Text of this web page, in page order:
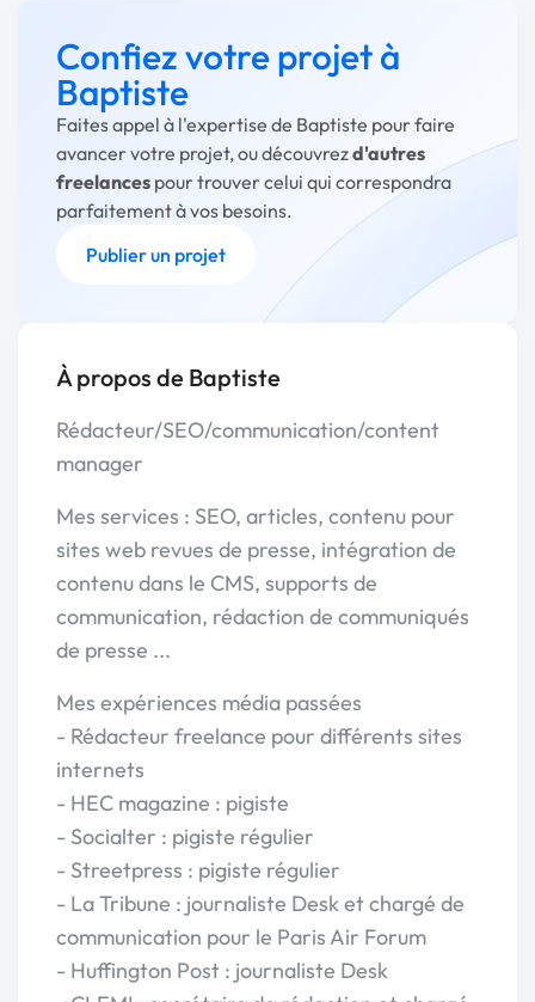
Confiez votre projet à
Baptiste
Faites appel à l'expertise de Baptiste pour faire
avancer votre projet, ou découvrezd'autres
freelances pour trouver celui qui correspondra
parfaitement à vos besoins.
Publier un projet
À propos de Baptiste
Rédacteur/SEO/communication/content
manager
Mes services : SEO, articles, contenu pour
sites web revues de presse, intégration de
contenu dans le CMS, supports de
communication, rédaction de communiqués
de presse ...
Mes expériences média passées
- Rédacteur freelance pour différents sites
internets
- HEC magazine : pigiste
- Socialter : pigiste régulier
- Streetpress : pigiste régulier
- La Tribune : journaliste Desk et chargé de
communication pour le Paris Air Forum
- Huffington Post : journaliste Desk